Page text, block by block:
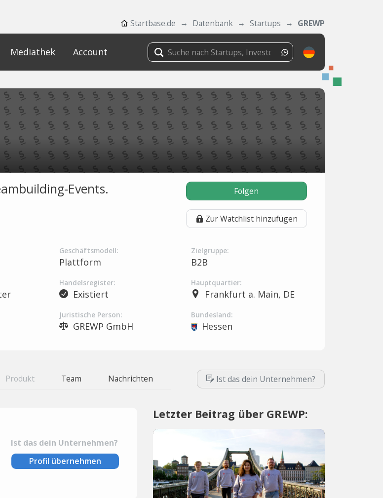
Startbase.de Datenbank Startups GREWP
Mediathek Account
Events. Folgen
Zur Watchlist hinzufügen
Geschäftsmodell:
Plattform
Zielgruppe:
B2B
Handelsregister:
Existiert
Hauptquartier:
Frankfurt a. Main, DE
Juristische Person:
GREWP GmbH
Bundesland:
Hessen
Produkt Team Nachrichten Ist das dein Unternehmen?
Ist das dein Unternehmen?
Profil übernehmen
Letzter Beitrag über GREWP: